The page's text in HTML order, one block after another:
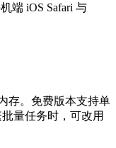
端 iOS Safari 与
存。免费版本支持单
量任务时，可改用